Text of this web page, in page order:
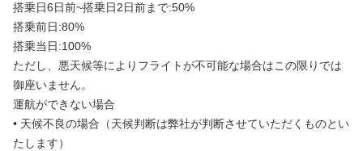
搭乗日6日前~搭乗日2日前まで:50%
搭乗前日:80%
搭乗当日:100%
ただし、悪天候等によりフライトが不可能な場合はこの限りでは
御座いません。
運航ができない場合
• 天候不良の場合（天候判断は弊社が判断させていただくものとい
たします）